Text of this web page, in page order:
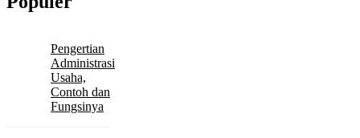
Pengertian
Administrasi
Usaha,
Contoh dan
Fungsinya